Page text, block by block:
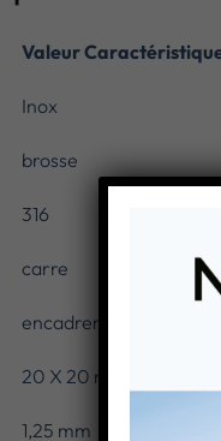
Valeur
Inox
brosse
316
carre
encadrement de tôles
20 X 20 mm
1,25 mm